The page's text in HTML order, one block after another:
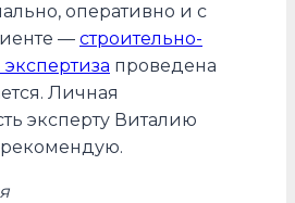
оперативно и с
— строительно-
проведена
Личная
эксперту Виталию